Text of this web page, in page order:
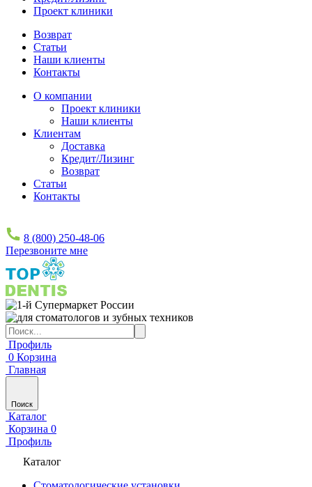
Проект клиники
Возврат
Статьи
Наши клиенты
Контакты
О компании
Проект клиники
Наши клиенты
Клиентам
Доставка
Кредит/Лизинг
Возврат
Статьи
Контакты
8 (800) 250-48-06
Перезвоните мне
Профиль
0 Корзина
Главная
Поиск
Каталог
Корзина 0
Профиль
Каталог